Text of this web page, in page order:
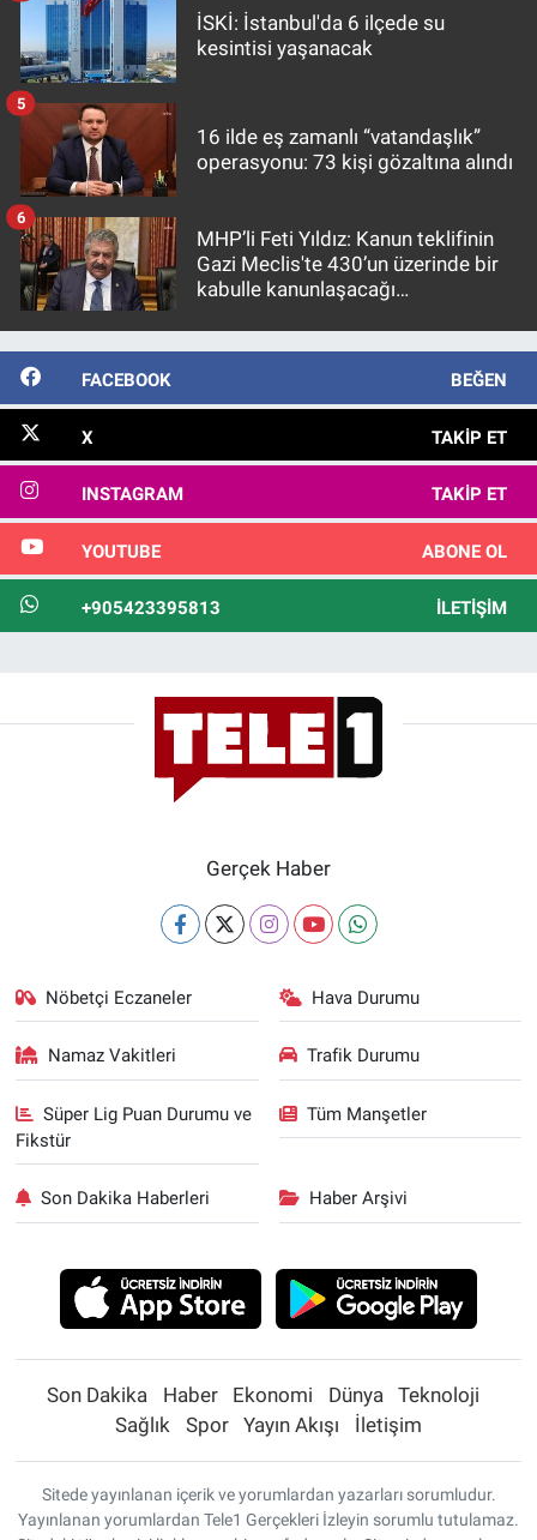
İSKİ: İstanbul'da 6 ilçede su
kesintisi yaşanacak
16 ilde eş zamanlı “vatandaşlık”
operasyonu: 73 kişi gözaltına alındı
5
MHP’li Feti Yıldız: Kanun teklifinin
Gazi Meclis'te 430’un üzerinde bir
kabulle kanunlaşacağı
6
FACEBOOK BEĞEN
X TAKIP ET
INSTAGRAM TAKIP ET
YOUTUBE ABONE OL
+905423395813 İLETIŞIM
Gerçek Haber
Nöbetçi Eczaneler Hava Durumu
Namaz Vakitleri Trafik Durumu
Süper Lig Puan Durumu ve
Fikstür
Tüm Manşetler
Son Dakika Haberleri Haber Arşivi
Son Dakika Haber Ekonomi Dünya
Teknoloji
Sağlık
Spor Yayın Akışı İletişim
Sitede yayınlanan içerik ve yorumlardan yazarları sorumludur.
Yayınlanan yorumlardan Tele1 Gerçekleri İzleyin sorumlu tutulamaz.